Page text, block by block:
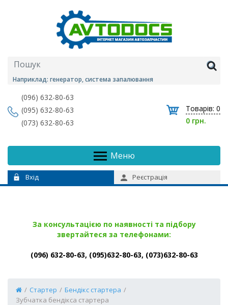
Наприклад: генератор, система запалювання
(096) 632-80-63
(095) 632-80-63
(073) 632-80-63
Товарів: 0
0 грн.
Меню
Вхід Реєстрація
За консультацією по наявності та підбору
звертайтеся за телефонами:
(096) 632-80-63, (095)632-80-63, (073)632-80-63
/ Стартер / Бендікс стартера /
Зубчатка бендікса стартера